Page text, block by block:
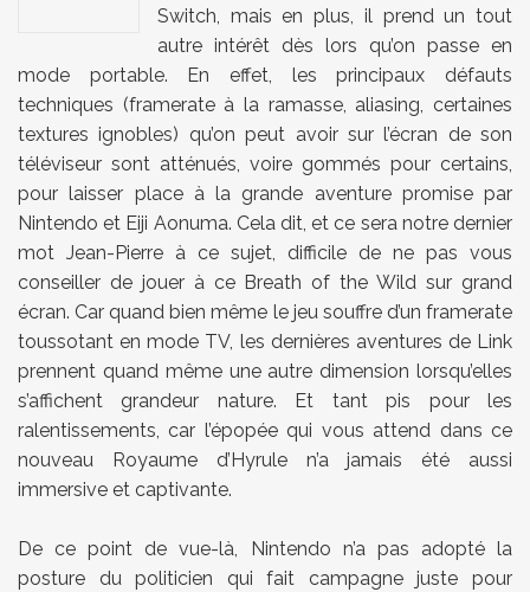
Switch, mais en plus, il prend un tout
autre intérêt dès lors qu’on passe en
mode portable. En effet, les principaux défauts
techniques (framerate à la ramasse, aliasing, certaines
textures ignobles) qu’on peut avoir sur l’écran de son
téléviseur sont atténués, voire gommés pour certains,
pour laisser place à la grande aventure promise par
Nintendo et Eiji Aonuma. Cela dit, et ce sera notre dernier
mot Jean-Pierre à ce sujet, difficile de ne pas vous
conseiller de jouer à ce Breath of the Wild sur grand
écran. Car quand bien même le jeu souffre d’un framerate
toussotant en mode TV, les dernières aventures de Link
prennent quand même une autre dimension lorsqu’elles
s’affichent grandeur nature. Et tant pis pour les
ralentissements, car l’épopée qui vous attend dans ce
nouveau Royaume d’Hyrule n’a jamais été aussi
immersive et captivante.
De ce point de vue-là, Nintendo n’a pas adopté la
posture du politicien qui fait campagne juste pour